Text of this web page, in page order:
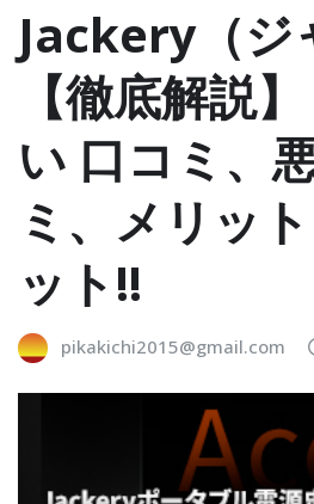
Jackery（ジ
【徹底解説
い 口コミ、
ミ、メリッ
ット!!
pikakichi2015@gmail.com